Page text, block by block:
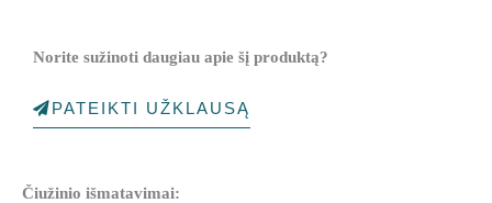
Norite sužinoti daugiau apie šį produktą?
PATEIKTI UŽKLAUSĄ
Čiužinio išmatavimai:
kiekis: